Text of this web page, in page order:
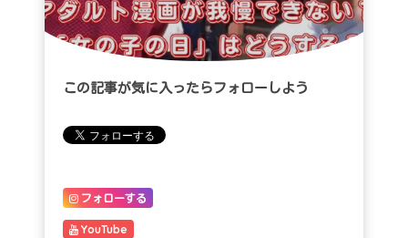
この記事が気に入ったらフォローしよう
フォローする
YouTube